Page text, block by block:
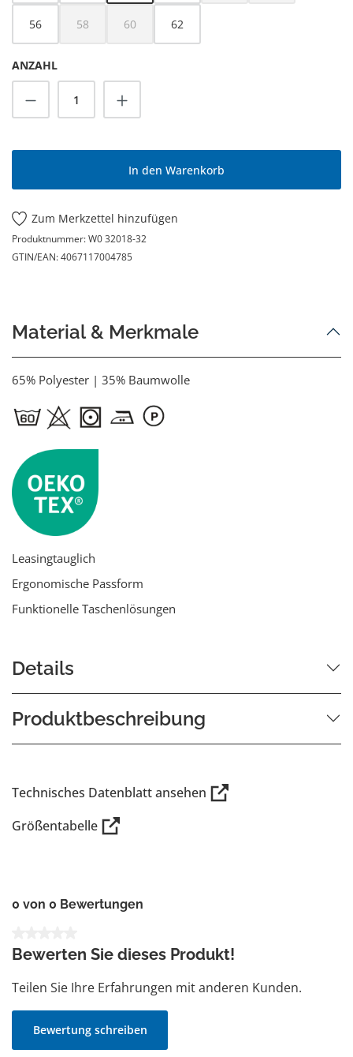
56 58
(Diese Option ist zurzeit nicht verfügbar.)
60
(Diese Option ist zurzeit nicht verfügbar.)
62
ANZAHL
Produkt Anzahl: Gib den gewünschten
In den Warenkorb
Zum Merkzettel hinzufügen
Produktnummer:W0 32018-32
GTIN/EAN:4067117004785
Material & Merkmale
65% Polyester | 35% Baumwolle
Leasingtauglich
Ergonomische Passform
Funktionelle Taschenlösungen
Details
Produktbeschreibung
Technisches Datenblatt ansehen
Größentabelle
0 von 0 Bewertungen
Bewerten Sie dieses Produkt!
Teilen Sie Ihre Erfahrungen mit anderen Kunden.
Bewertung schreiben